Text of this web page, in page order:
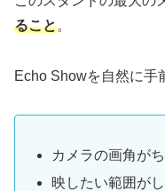
ること。
Echo Showを自然に手
カメラの画角が
映したい範囲が